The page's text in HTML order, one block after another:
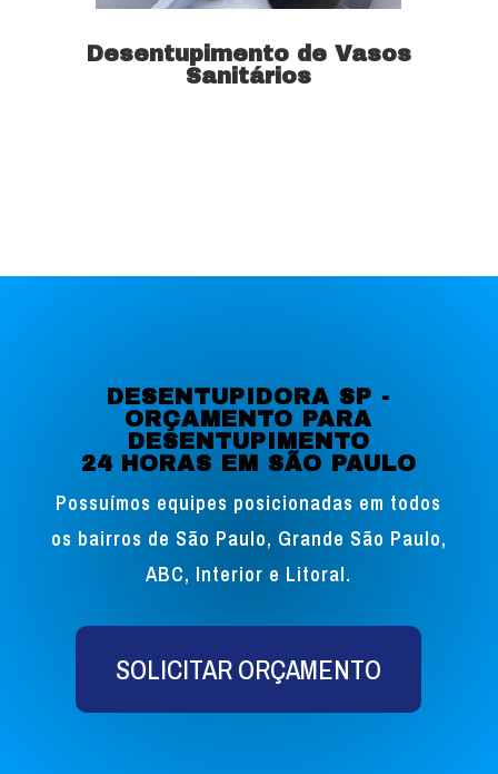
Desentupimento de Vasos
Sanitários
DESENTUPIDORA SP -
ORÇAMENTO PARA
DESENTUPIMENTO
24 HORAS EM SÃO PAULO
Possuímos equipes posicionadas em todos
os bairros de São Paulo, Grande São Paulo,
ABC, Interior e Litoral.
SOLICITAR ORÇAMENTO